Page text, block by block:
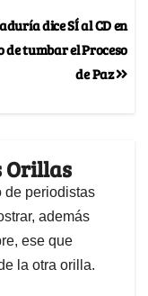
dice SÍ al CD en
de tumbar el Proceso
de Paz
Orillas
de periodistas
además
ese que
la otra orilla.